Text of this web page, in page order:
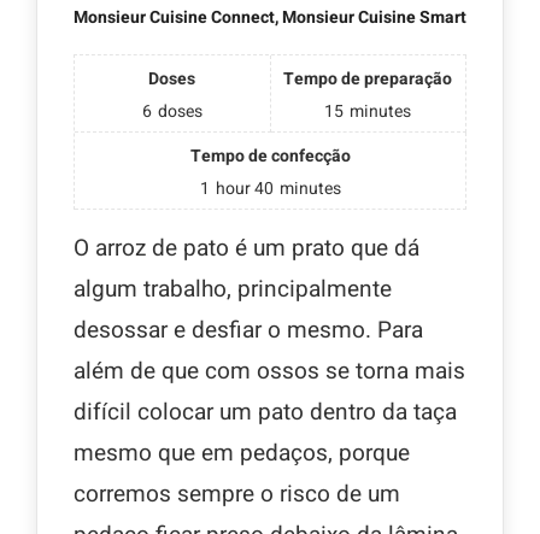
Monsieur Cuisine Connect, Monsieur Cuisine Smart
Doses
6 doses
Tempo de preparação
15 minutes
Tempo de confecção
1 hour40 minutes
O arroz de pato é um prato que dá
algum trabalho, principalmente
desossar e desfiar o mesmo. Para
além de que com ossos se torna mais
difícil colocar um pato dentro da taça
mesmo que em pedaços, porque
corremos sempre o risco de um